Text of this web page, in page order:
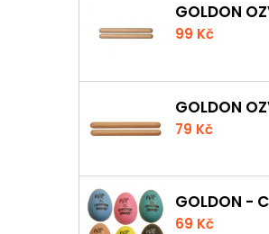
99 Kč
79 Kč
69 Kč